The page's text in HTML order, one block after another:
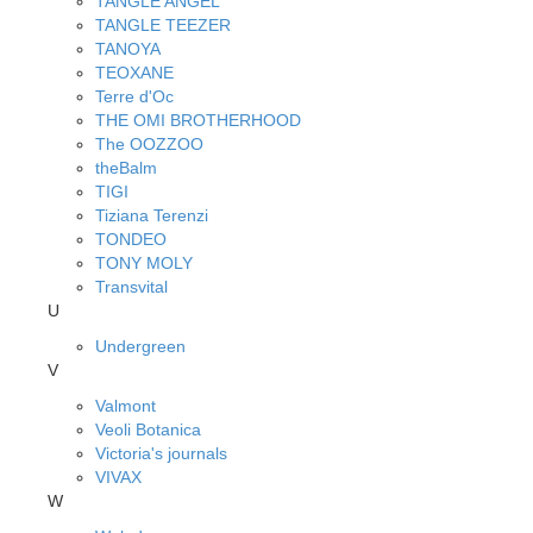
TANGLE TEEZER
TANOYA
TEOXANE
Terre d'Oc
THE OMI BROTHERHOOD
The OOZZOO
theBalm
TIGI
Tiziana Terenzi
TONDEO
TONY MOLY
Transvital
U
Undergreen
V
Valmont
Veoli Botanica
Victoria's journals
VIVAX
W